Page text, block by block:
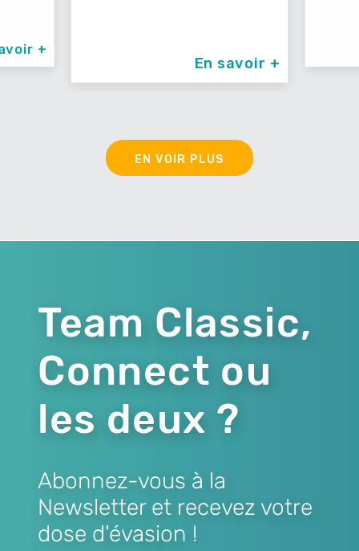
+
En savoir +
EN VOIR PLUS
Team Classic,
Connect ou
les deux ?
Abonnez-vous à la
Newsletter et recevez votre
dose d'évasion !